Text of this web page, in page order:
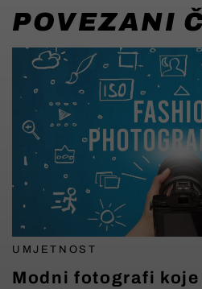
POVEZANI
UMJETNOST
Modni fotografi